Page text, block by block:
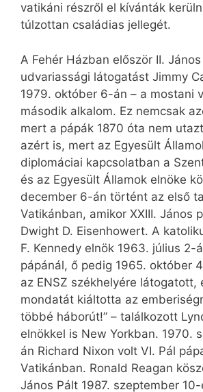
vatikáni részről el kívánták
túlzottan családias jellegét.
A Fehér Házban először II.
udvariassági látogatást Jimmy
1979. október 6-án – a mostani
második alkalom. Ez nemcsak
mert a pápák 1870 óta nem
azért is, mert az Egyesült
diplomáciai kapcsolatban a
és az Egyesült Államok elnöke
december 6-án történt az első
Vatikánban, amikor XXIII. János
Dwight D. Eisenhowert. A
F. Kennedy elnök 1963. július 2-
pápánál, ő pedig 1965. október
az ENSZ székhelyére látogatott,
mondatát kiáltotta az
többé háborút!” – találkozott
elnökkel is New Yorkban. 1970.
án Richard Nixon volt VI. Pál
Vatikánban. Ronald Reagan
János Pált 1987. szeptember